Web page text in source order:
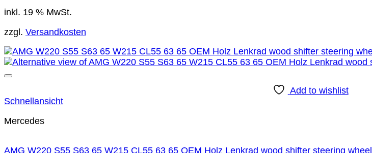
inkl. 19 % MwSt.
zzgl. Versandkosten
Add to wishlist
Schnellansicht
Mercedes
AMG W220 S55 S63 65 W215 CL55 63 65 OEM Holz Lenkrad wood shifter steering wheel